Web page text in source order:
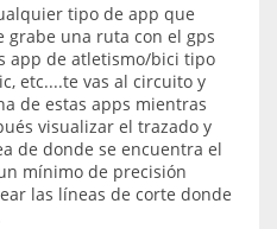
tipo de app que
grabe una ruta con el gps
app de atletismo/bici tipo
etc....te vas al circuito y
de estas apps mientras
visualizar el trazado y
de donde se encuentra el
mínimo de precisión
las líneas de corte donde